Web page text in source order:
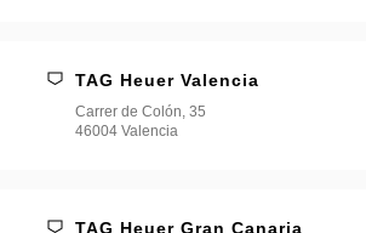
TAG Heuer Valencia
Carrer de Colón, 35
46004 Valencia
TAG Heuer Gran Canaria